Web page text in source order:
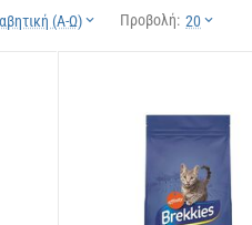
(Α-Ω) Προβολή: 20